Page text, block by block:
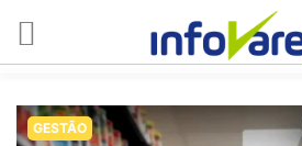
GESTÃO